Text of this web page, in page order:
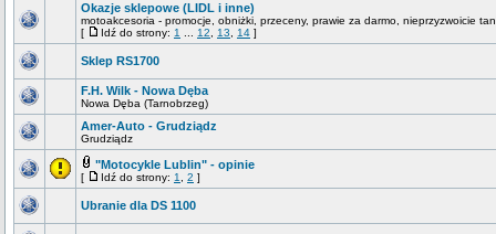
Okazje sklepowe (LIDL i inne)
motoakcesoria - promocje, obniżki, przeceny, prawie za darmo, nieprzyzwoicie
[
Idź do strony: 1 12 13 14 ]
Sklep RS1700
F.H. Wilk - Nowa Dęba
Nowa Dęba (Tarnobrzeg)
Amer-Auto - Grudziądz
Grudziądz
"Motocykle Lublin" - opinie
[ Idź do strony: 1 2 ]
Ubranie dla DS 1100